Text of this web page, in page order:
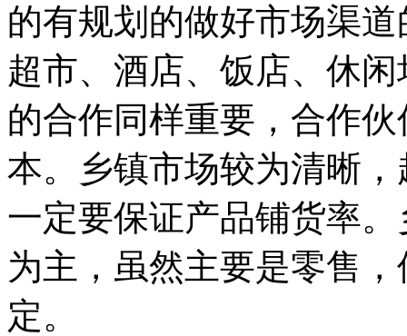
的有规划的做好市场渠
超市、酒店、饭店、休
的合作同样重要，合作
本。乡镇市场较为清晰
一定要保证产品铺货率
为主，虽然主要是零售
定。